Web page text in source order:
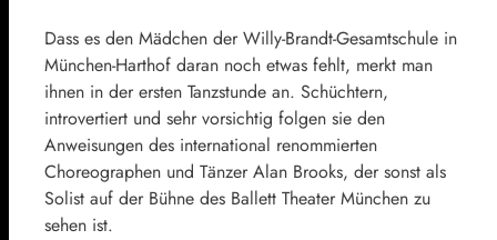
Dass es den Mädchen der Willy-Brandt-Gesamtschule in
München-Harthof daran noch etwas fehlt, merkt man
ihnen in der ersten Tanzstunde an. Schüchtern,
introvertiert und sehr vorsichtig folgen sie den
Anweisungen des international renommierten
Choreographen und Tänzer Alan Brooks, der sonst als
Solist auf der Bühne des Ballett Theater München zu
sehen ist.